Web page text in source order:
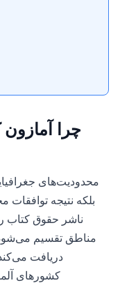
چرا
محدودیت‌های
بلکه نتیجه توافقات
ناشر حقوق کتاب
مناطق تقسیم می‌شود:
دریافت
کشورهای